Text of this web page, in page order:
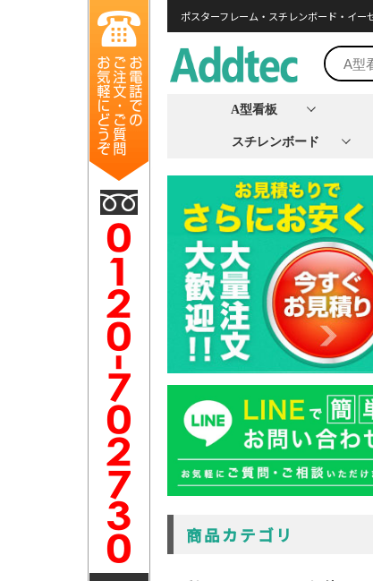
ポスターフレーム・スチレンボード・イー
A型看板
スチレンボード
商品カテゴリ